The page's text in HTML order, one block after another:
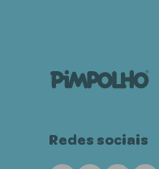
Redes sociais